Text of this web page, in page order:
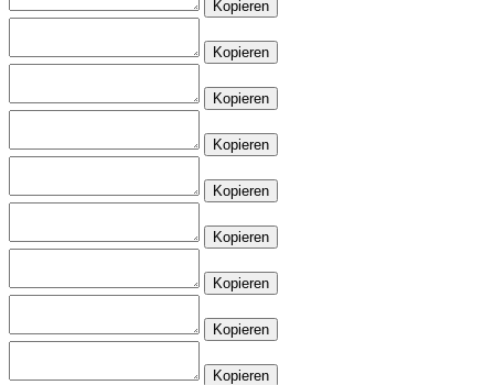
Kopieren
Kopieren
Kopieren
Kopieren
Kopieren
Kopieren
Kopieren
Kopieren
Kopieren